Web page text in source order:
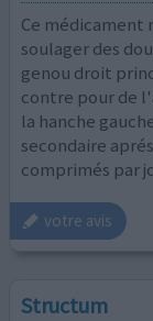
Ce médicament
soulager des
genou droit
contre pour de
la hanche
secondaire
comprimés par
votre avis
Structum